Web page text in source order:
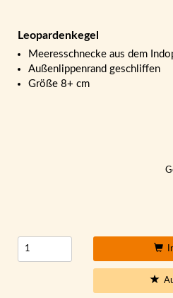
Leopardenkegel
Meeresschnecke aus dem
Außenlippenrand geschliffen
Größe 8+ cm
In